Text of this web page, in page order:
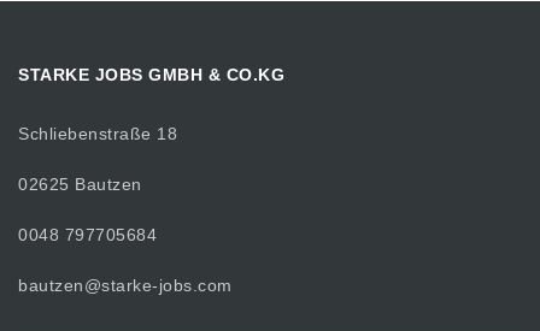
STARKE JOBS GMBH & CO.KG
Schliebenstraße 18
02625 Bautzen
0048 797705684
bautzen@starke-jobs.com